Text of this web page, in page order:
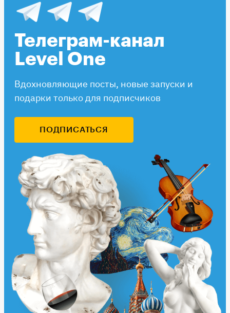
Телеграм-канал
Level One
Вдохновляющие посты, новые запуски и
подарки только для подписчиков
ПОДПИСАТЬСЯ